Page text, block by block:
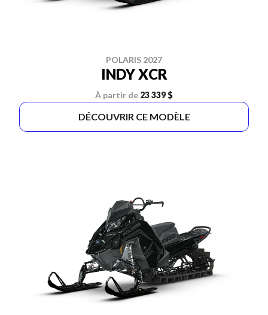
POLARIS 2027
INDY XCR
À partir de 23 339 $
DÉCOUVRIR CE MODÈLE